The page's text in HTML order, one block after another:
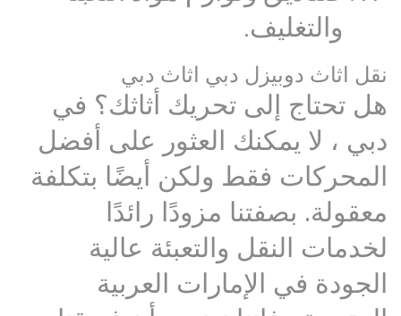
والتغليف.
نقل اثاث دوبيزل دبي اثاث دبي
هل تحتاج إلى تحريك أثاثك؟ في
دبي ، لا يمكنك العثور على أفضل
المحركات فقط ولكن أيضًا بتكلفة
معقولة. بصفتنا مزودًا رائدًا
لخدمات النقل والتعبئة عالية
الجودة في الإمارات العربية